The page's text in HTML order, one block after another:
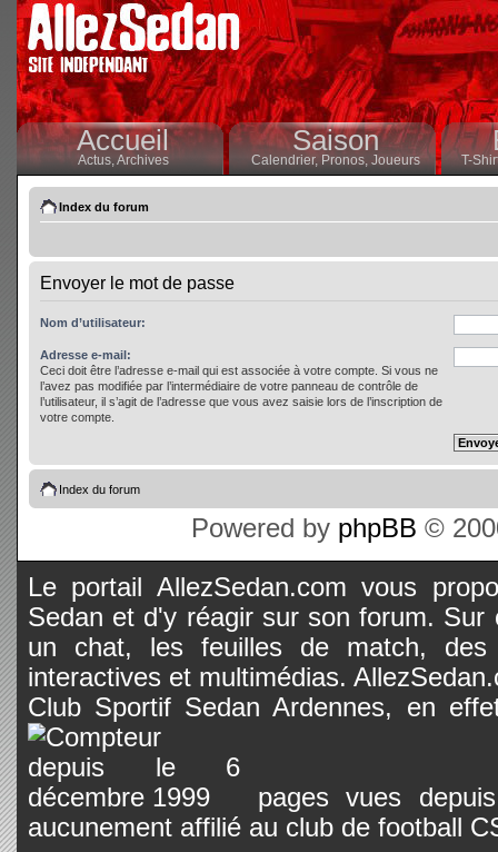
Accueil
Actus,Archives
Saison
Calendrier,Pronos, Joueurs T-
Index du forum
Envoyer le mot de passe
Nom d’utilisateur:
Adresse e-mail:
Ceci doit être l’adresse e-mail qui est associée à votre compte. Si vous ne
l’avez pas modifiée par l’intermédiaire de votre panneau de contrôle de
l’utilisateur, il s’agit de l’adresse que vous avez saisie lors de l’inscription de
votre compte.
Index du forum
Powered by phpBB ©
Le portail AllezSedan.com vous
Sedan et d'y réagir sur son forum.
un chat, les feuilles de match, des
interactives et multimédias.
Club Sportif Sedan Ardennes, en
pages vues
aucunement affilié au club de football